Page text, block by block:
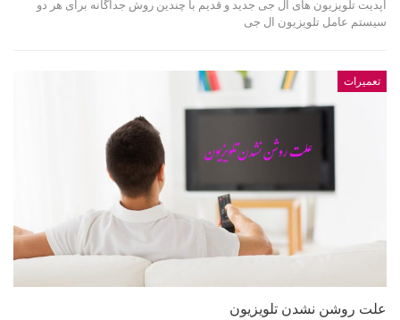
آپدیت تلویزیون های ال جی جدید و قدیم با چندین روش جداگانه برای هر دو
سیستم عامل تلویزیون ال جی
تعمیرات
علت روشن نشدن تلویزیون